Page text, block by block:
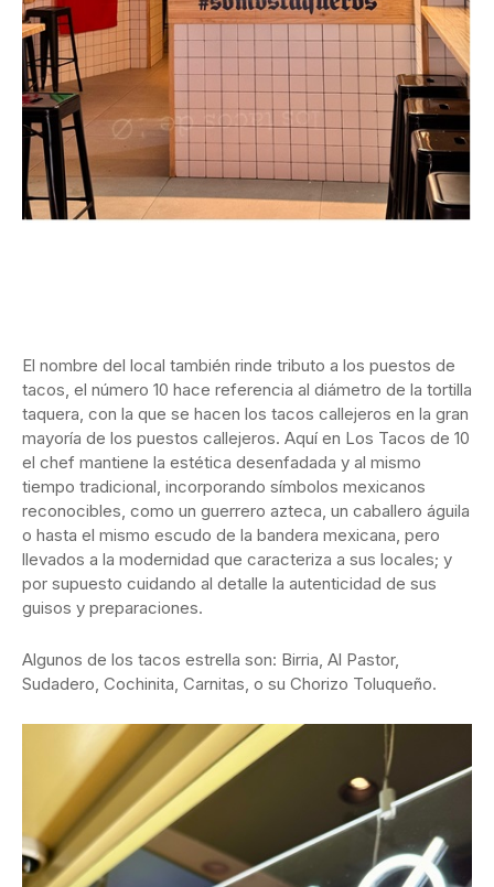
El nombre del local también rinde tributo a los puestos de
tacos, el número 10 hace referencia al diámetro de la tortilla
taquera, con la que se hacen los tacos callejeros en la gran
mayoría de los puestos callejeros. Aquí en Los Tacos de 10
el chef mantiene la estética desenfadada y al mismo
tiempo tradicional, incorporando símbolos mexicanos
reconocibles, como un guerrero azteca, un caballero águila
o hasta el mismo escudo de la bandera mexicana, pero
llevados a la modernidad que caracteriza a sus locales; y
por supuesto cuidando al detalle la autenticidad de sus
guisos y preparaciones.
Algunos de los tacos estrella son: Birria, Al Pastor,
Sudadero, Cochinita, Carnitas, o su Chorizo Toluqueño.